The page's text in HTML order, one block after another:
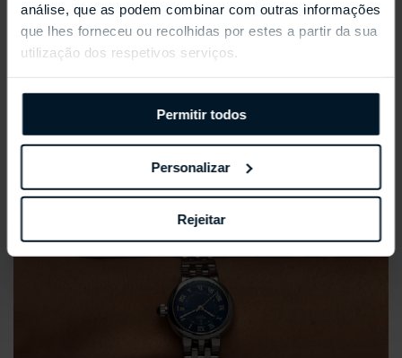
análise, que as podem combinar com outras informações
que lhes forneceu ou recolhidas por estes a partir da sua
utilização dos respetivos serviços.
Permitir todos
Personalizar
Rejeitar